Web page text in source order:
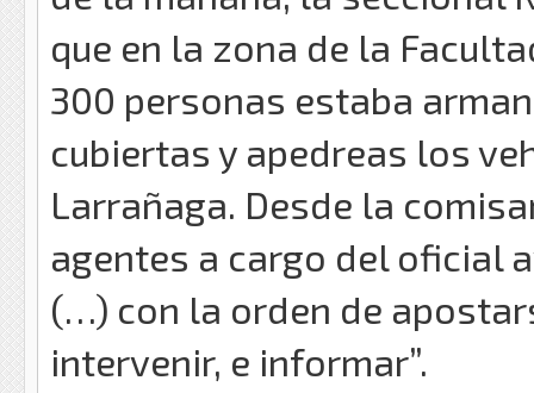
que en la zona de la
300 personas estaba
cubiertas y apedreas los
Larrañaga. Desde la
agentes a cargo del oficial
(…) con la orden de
intervenir, e informar”.